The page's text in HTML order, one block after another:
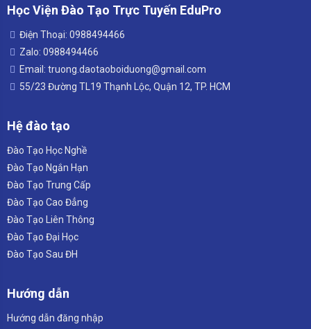
Học Viện Đào Tạo Trực Tuyến EduPro
Điện Thoại: 0988494466
Zalo: 0988494466
Email: truong.daotaoboiduong@gmail.com
55/23 Đường TL19 Thạnh Lộc, Quận 12, TP. HCM
Hệ đào tạo
Đào Tạo Học Nghề
Đào Tạo Ngắn Hạn
Đào Tạo Trung Cấp
Đào Tạo Cao Đẳng
Đào Tạo Liên Thông
Đào Tạo Đại Học
Đào Tạo Sau ĐH
Hướng dẫn
Hướng dẫn đăng nhập